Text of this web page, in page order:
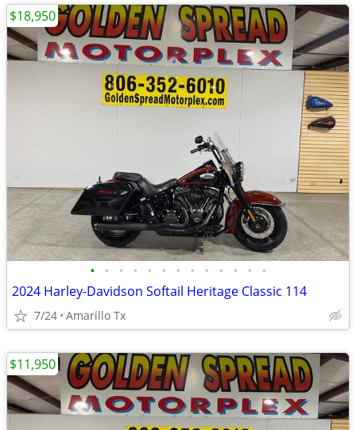
• • • • • • • • • • • • •
2024 Harley-Davidson Softail Heritage Classic 114
7/24 Amarillo Tx
$18,950
$11,950